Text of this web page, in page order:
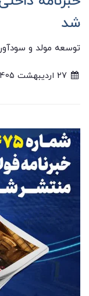
شد
توسعه مولد و سودآور
27 ارديبهشت 1405